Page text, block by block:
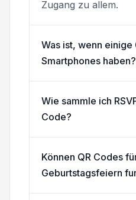
Zugang zu allem.
Was ist, wenn einige
Smartphones haben?
Wie sammle ich
Code?
Können QR Codes
Geburtstagsfeiern